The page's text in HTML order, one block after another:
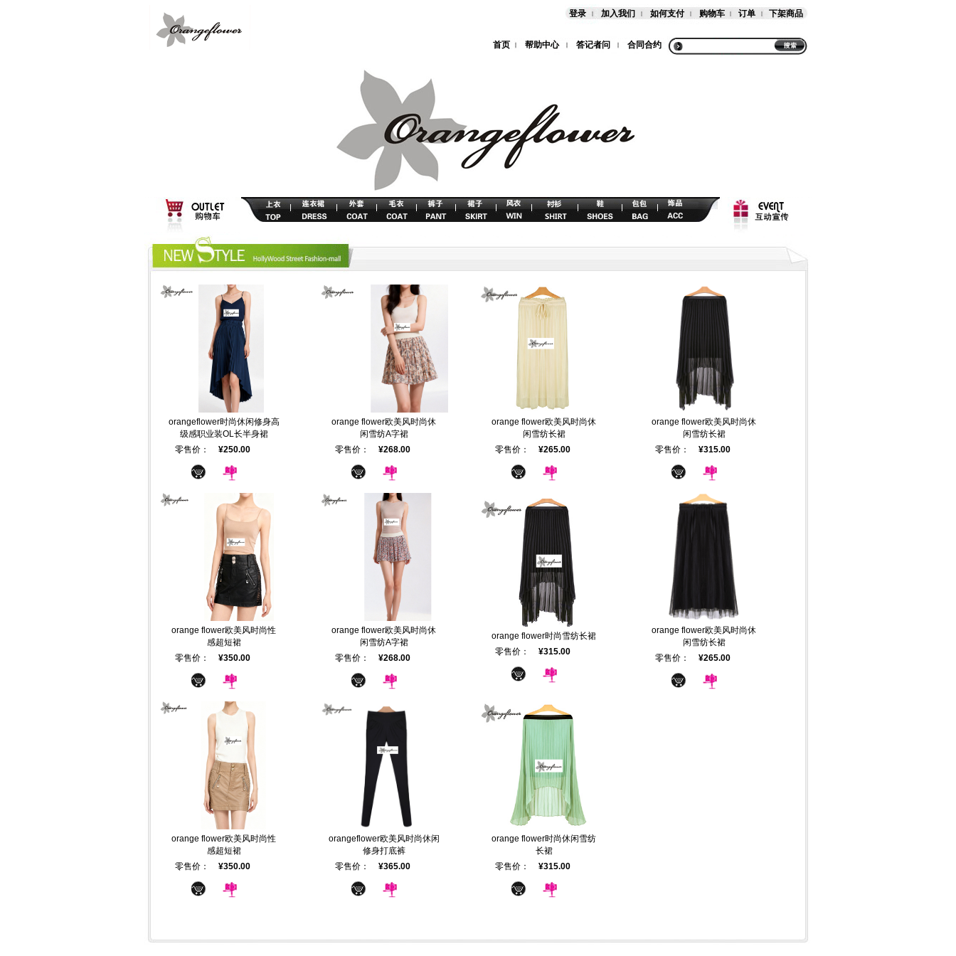
登录 加入我们 如何支付 购物车 订单 下架商品
首页 帮助中心 答记者问 合同合约
orangeflower时尚休闲修身高
级感职业装OL长半身裙
零售价：
¥250.00
orange flower欧美风时尚休
闲雪纺A字裙
零售价：
¥268.00
orange flower欧美风时尚休
闲雪纺长裙
零售价：
¥265.00
orange flower欧美风时尚休
闲雪纺长裙
零售价：
¥315.00
orange flower欧美风时尚性
感超短裙
零售价：
¥350.00
orange flower欧美风时尚休
闲雪纺A字裙
零售价：
¥268.00
orange flower时尚雪纺长裙
零售价：
¥315.00
orange flower欧美风时尚休
闲雪纺长裙
零售价：
¥265.00
orange flower欧美风时尚性
感超短裙
零售价：
¥350.00
orangeflower欧美风时尚休闲
修身打底裤
零售价：
¥365.00
orange flower时尚休闲雪纺
长裙
零售价：
¥315.00